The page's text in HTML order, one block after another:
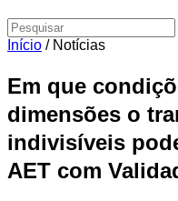
Início / Notícias
Em que
dimensões o
indivisíveis
AET com